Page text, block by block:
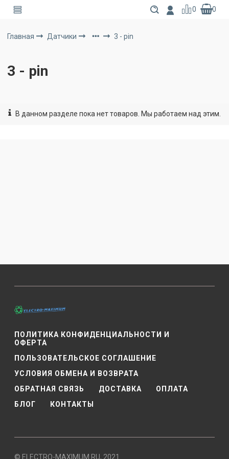
0 0
Главная Датчики 3 - pin
3 - pin
В данном разделе пока нет товаров. Мы работаем над этим.
ПОЛИТИКА КОНФИДЕНЦИАЛЬНОСТИ И
ОФЕРТА
ПОЛЬЗОВАТЕЛЬСКОЕ СОГЛАШЕНИЕ
УСЛОВИЯ ОБМЕНА И ВОЗВРАТА
ОБРАТНАЯ СВЯЗЬ
ДОСТАВКА
ОПЛАТА
БЛОГ
КОНТАКТЫ
© ELECTRO-MAXIMUM.RU, 2021